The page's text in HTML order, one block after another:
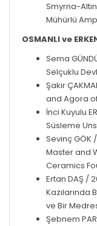
Smyrna-
Mühürlü
OSMANLI ve
Sema
Selçuklu
Şakir
and Agora
İnci Kuyulu
Süsleme
Sevinç GÖK
Master and
Ceramics
Ertan DAŞ /
Kazılarında
ve Bir
Şebnem